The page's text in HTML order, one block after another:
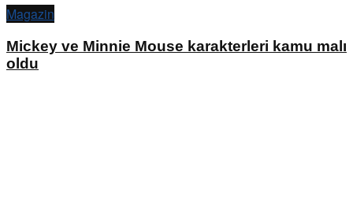
Magazin
Mickey ve Minnie Mouse karakterleri kamu malı
oldu